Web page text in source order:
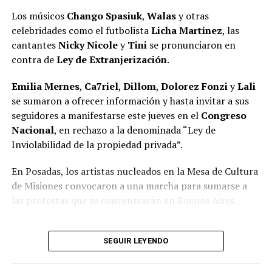
Escrita en 1995, la obra fue seleccionada en 1996 entre
las siete finalistas del reconocidoPremio Internacional
de Literatura Erótica La Sonrisa Vertical, convocado
por la editorial Tusquets de Barcelona, entre 149
Publicada posteriormente por laEditorial
Universitaria de la Universidad Nacional de
Misiones, recibió en 1997 el Premio Arandú.
Rodolfo Nicolás “Rolo” Capaccionació en Mercedes,
provincia de Buenos Aires, en 1944. Es licenciado en
La Platay reside en Misiones desde 1975, provincia en
la que desarrolló gran parte de su trayectoria
profesional y literaria.
Los músicos Chango Spasiuk, Walasy otras
celebridades como el futbolistaLicha Martínez, las
cantantesNicky NicoleyTinise pronunciaron en
contra deLey de Extranjerización.
Emilia Mernes, Ca7riel, Dillom, Dolorez FonziyLali
se sumaron a ofrecer información y hasta invitar a sus
seguidores a manifestarse este jueves en el Congreso
Nacional, en rechazo a la denominada “Ley de
Inviolabilidad de la propiedad privada”.
En Posadas, los artistas nucleados en la Mesa de Cultura
de Misiones convocaron a una marcha para sumarse a
las protestas que se concentrarán en Buenos Aires.
Los cambios y los artículos que
siguen en pie
SEGUIR LEYENDO